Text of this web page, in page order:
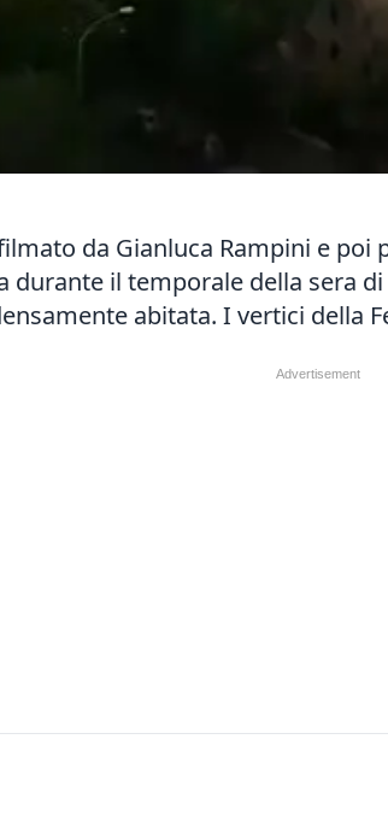
da Gianluca Rampini e poi
durante il temporale della sera
abitata. I vertici della